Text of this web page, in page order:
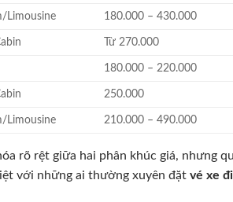
Limousine 180.000 – 430.000
Từ 270.000
180.000 – 220.000
250.000
Limousine 210.000 – 490.000
rõ rệt giữa hai phân khúc giá, nhưng
với những ai thường xuyên đặt vé xe